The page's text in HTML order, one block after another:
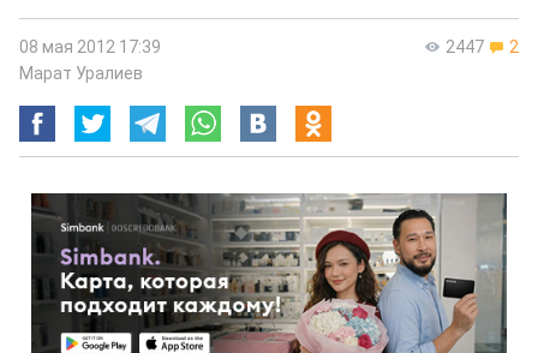
2447 2
08 мая 2012 17:39
Марат Уралиев